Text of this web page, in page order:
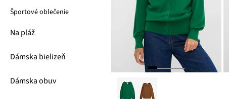
Športové oblečenie
Na pláž
Dámska bielizeň
Dámska obuv